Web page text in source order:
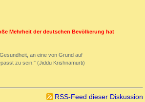
Mehrheit der deutschen Bevölkerung hat
an eine von Grund auf
zu sein." (Jiddu Krishnamurti)
RSS-Feed dieser Diskussion